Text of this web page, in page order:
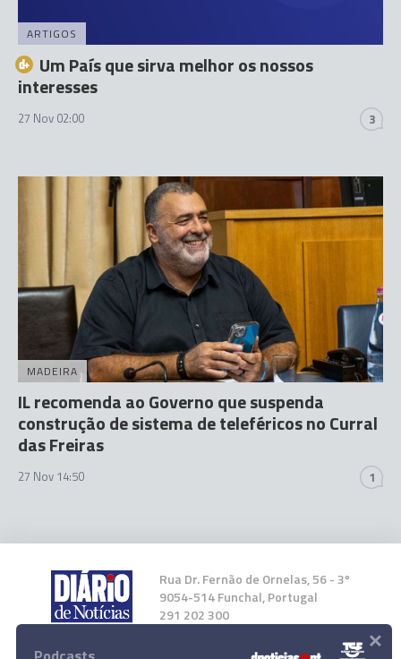
ARTIGOS
Um País que sirva melhor os nossos
interesses
27 Nov 02:00 3
MADEIRA
IL recomenda ao Governo que suspenda
construção de sistema de teleféricos no Curral
das Freiras
27 Nov 14:50 1
Rua Dr. Fernão de Ornelas, 56 - 3º
9054-514 Funchal, Portugal
291 202 300
Instale a nossa App ×